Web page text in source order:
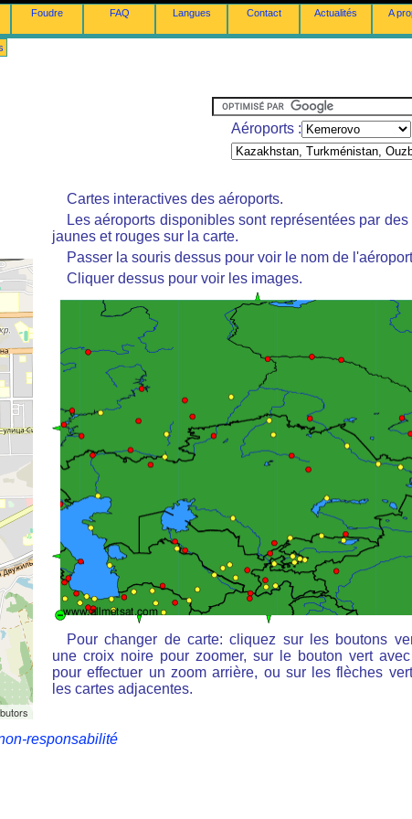
Foudre FAQ Langues Contact Actualités A
Aéroports :
Cartes interactives des aéroports.
Les aéroports disponibles sont représentées par
jaunes et rouges sur la carte.
Passer la souris dessus pour voir le nom de
Cliquer dessus pour voir les images.
Pour changer de carte: cliquez sur les boutons
une croix noire pour zoomer, sur le bouton vert
pour effectuer un zoom arrière, ou sur les flèches
les cartes adjacentes.
responsabilité